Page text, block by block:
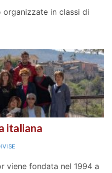
in classi di
italiana
viene fondata nel 1994 a